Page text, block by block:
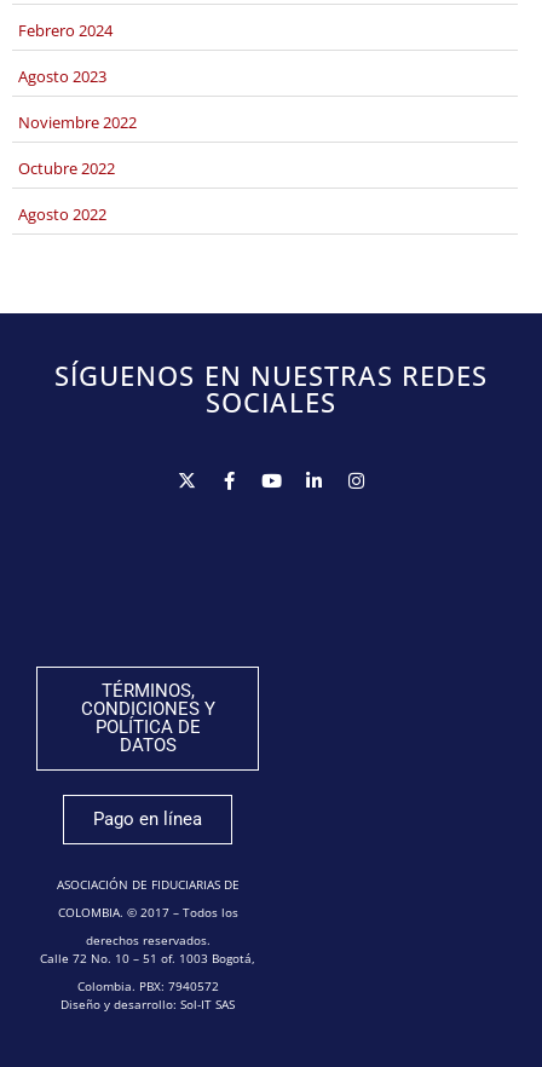
febrero 2024
agosto 2023
noviembre 2022
octubre 2022
agosto 2022
SÍGUENOS EN NUESTRAS REDES
SOCIALES
TÉRMINOS,
CONDICIONES Y
POLÍTICA DE
DATOS
Pago en línea
ASOCIACIÓN DE FIDUCIARIAS DE
COLOMBIA. © 2017 – Todos los
derechos reservados.
Calle 72 No. 10 – 51 of. 1003 Bogotá,
Colombia. PBX: 7940572
Diseño y desarrollo: Sol-IT SAS